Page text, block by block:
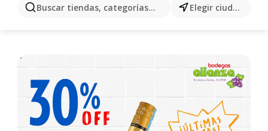
Buscar tiendas, categorías, productos... Elegir ciudad